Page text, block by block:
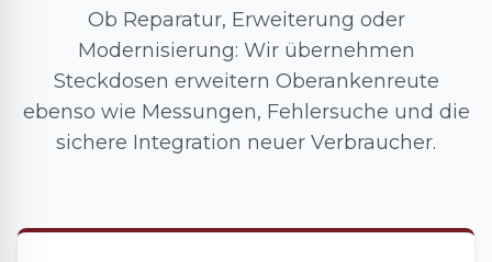
Ob Reparatur, Erweiterung oder
Modernisierung: Wir übernehmen
Steckdosen erweitern Oberankenreute
ebenso wie Messungen, Fehlersuche und die
sichere Integration neuer Verbraucher.